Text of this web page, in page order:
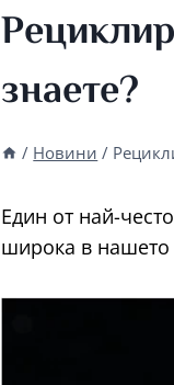
знаете?
/ Новини /
Един от най-
широка в